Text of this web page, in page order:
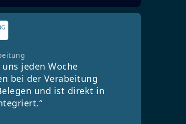
uns jeden Woche
bei der Verabeitung
und ist direkt in